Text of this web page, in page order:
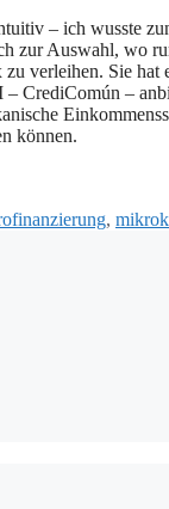
– ich wusste
zur Auswahl, wo
verleihen. Sie hat
CrediComún –
können.
,